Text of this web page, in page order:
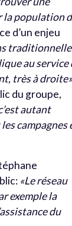
la population
d’un enjeu
au service
très à
du groupe,
autant
campagnes
«Le réseau
exemple la
du